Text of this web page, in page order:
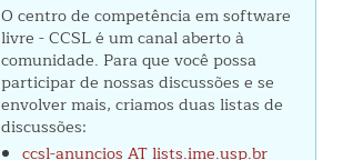
O centro de competência em software
livre - CCSL é um canal aberto à
comunidade. Para que você possa
participar de nossas discussões e se
envolver mais, criamos duas listas de
discussões:
ccsl-anuncios AT lists.ime.usp.br